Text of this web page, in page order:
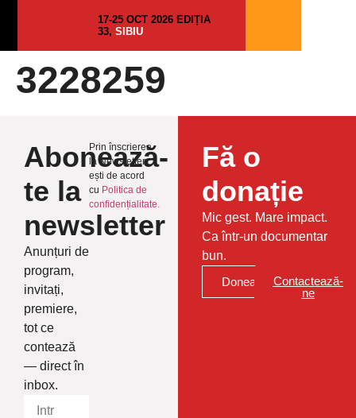
17-25 OCT 2026 EDIȚIA
33, SIBIU
3228259
Abonează-
te la
newsletter
Anunțuri de
program,
invitați,
premiere,
tot ce
contează
— direct în
inbox.
Prin înscrierea
la Newsletter
ești de acord
cu Politica de
confidențialitate.
Fă o
donație
Mic gest. Mare impact.
Ca într-un documentar
bun.
Donează
Contactează-
ne